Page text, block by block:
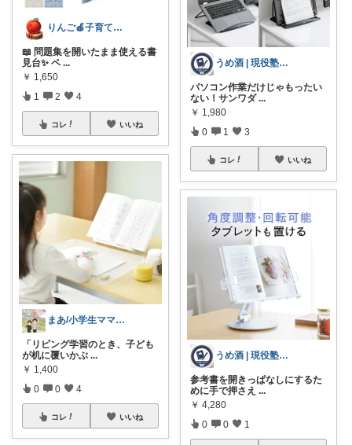
りんご🍎子育てママの日用品
📖 問題集を開いたまま使える書
見台✨ ペ ...
￥ 1,650
1 2 4
コレ いいね
まあ/小学生ママの転勤ROOM
「リビング学習のとき、子ども
が机に覆いかぶ ...
￥ 1,400
0 0 4
コレ いいね
うめ酒 | 現役塾講師
パソコン作業だけじゃもったい
ない！サンワダ ...
￥ 1,980
0 1 3
コレ いいね
うめ酒 | 現役塾講師
参考書を開きっぱなしにするた
めに手で押さえ ...
￥ 4,280
0 0 1